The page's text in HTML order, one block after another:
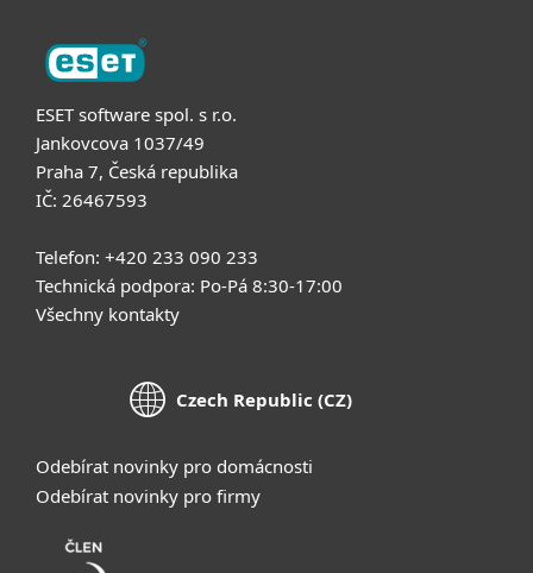
ESET software spol. s r.o.
Jankovcova 1037/49
Praha 7, Česká republika
IČ: 26467593
Telefon: +420 233 090 233
Technická podpora: Po-Pá 8:30-17:00
Všechny kontakty
Czech Republic (CZ)
Odebírat novinky pro domácnosti
Odebírat novinky pro firmy